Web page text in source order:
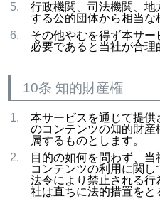
行政機関、司法機関、地
する公的団体から相当
その他やむを得ず本サ
必要であると当社が合理
10条 知的財産権
本サービスを通じて提
のコンテンツの知的財
属するものとします。
目的の如何を問わず、
コンテンツの利用に関
法令により禁止される行
社は直ちに法的措置をと